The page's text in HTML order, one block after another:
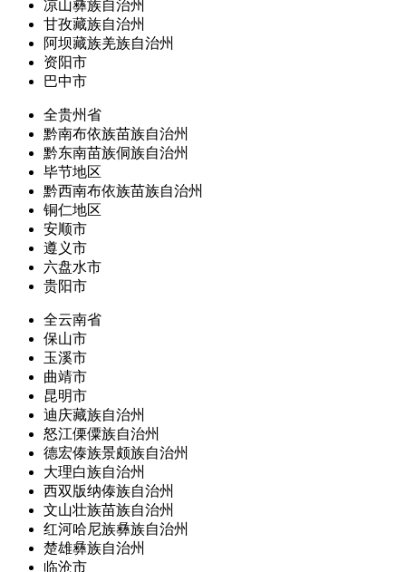
凉山彝族自治州
甘孜藏族自治州
阿坝藏族羌族自治州
资阳市
巴中市
全贵州省
黔南布依族苗族自治州
黔东南苗族侗族自治州
毕节地区
黔西南布依族苗族自治州
铜仁地区
安顺市
遵义市
六盘水市
贵阳市
全云南省
保山市
玉溪市
曲靖市
昆明市
迪庆藏族自治州
怒江傈僳族自治州
德宏傣族景颇族自治州
大理白族自治州
西双版纳傣族自治州
文山壮族苗族自治州
红河哈尼族彝族自治州
楚雄彝族自治州
临沧市